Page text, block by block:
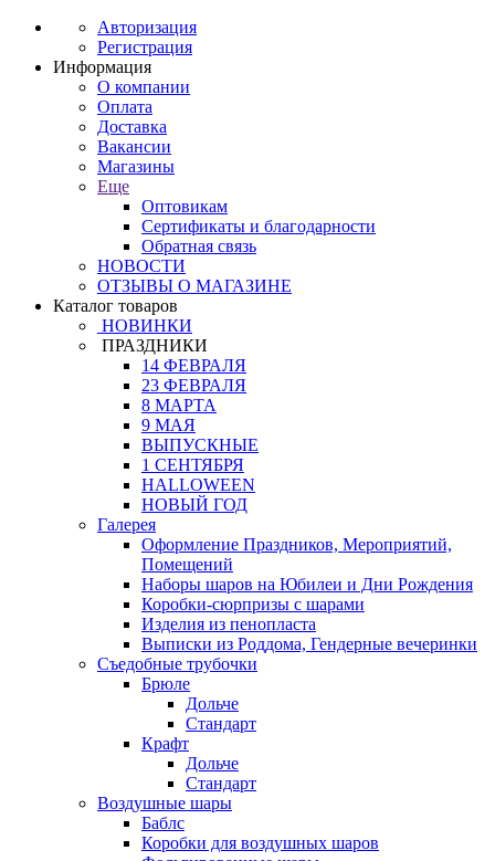
Авторизация
Регистрация
Информация
О компании
Оплата
Доставка
Вакансии
Магазины
Еще
Оптовикам
Сертификаты и благодарности
Обратная связь
НОВОСТИ
ОТЗЫВЫ О МАГАЗИНЕ
Каталог товаров
НОВИНКИ
ПРАЗДНИКИ
14 ФЕВРАЛЯ
23 ФЕВРАЛЯ
8 МАРТА
9 МАЯ
ВЫПУСКНЫЕ
1 СЕНТЯБРЯ
HALLOWEEN
НОВЫЙ ГОД
Галерея
Оформление Праздников, Мероприятий,
Помещений
Наборы шаров на Юбилеи и Дни Рождения
Коробки-сюрпризы с шарами
Изделия из пенопласта
Выписки из Роддома, Гендерные вечеринки
Съедобные трубочки
Брюле
Дольче
Стандарт
Крафт
Дольче
Стандарт
Воздушные шары
Баблс
Коробки для воздушных шаров